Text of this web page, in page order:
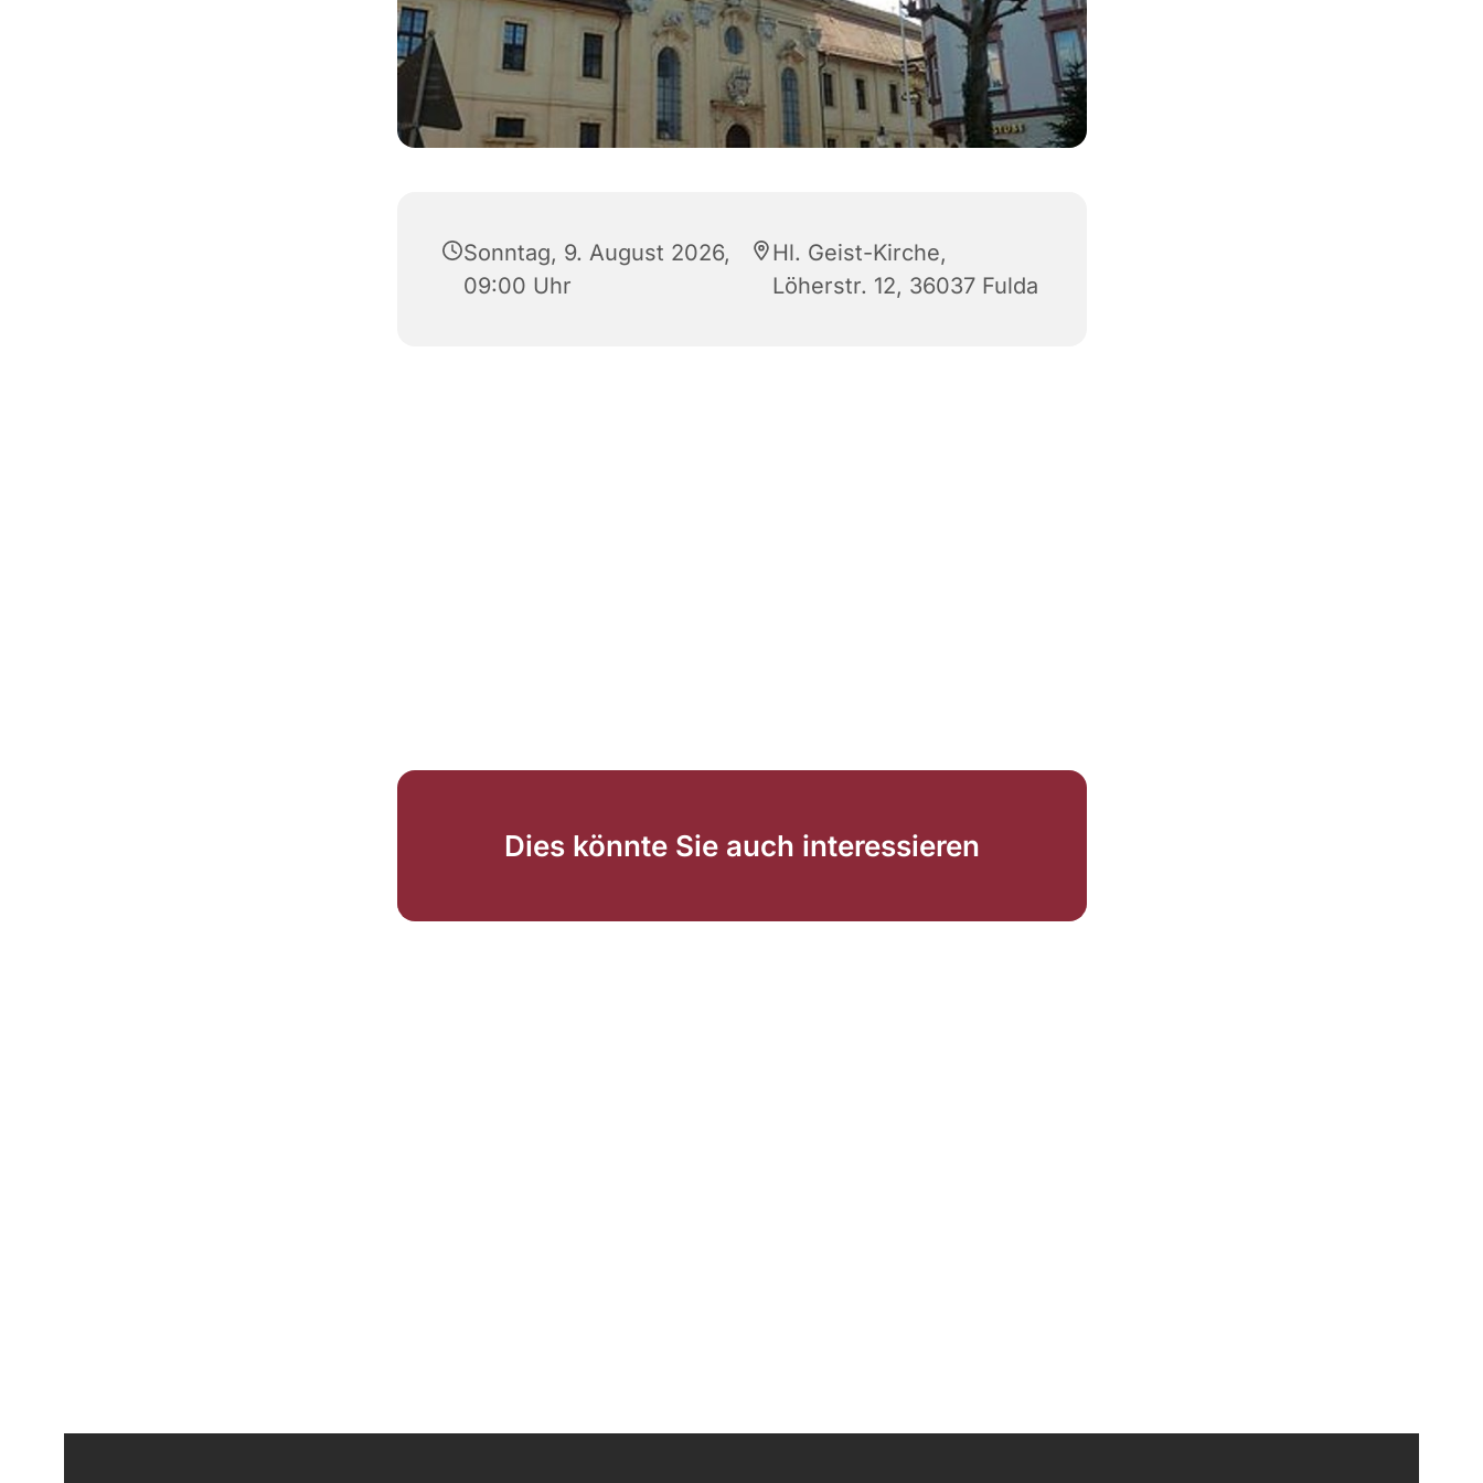
Sonntag, 9. August 2026,
09:00 Uhr
Hl. Geist-Kirche,
Löherstr. 12, 36037 Fulda
Dies könnte Sie auch interessieren